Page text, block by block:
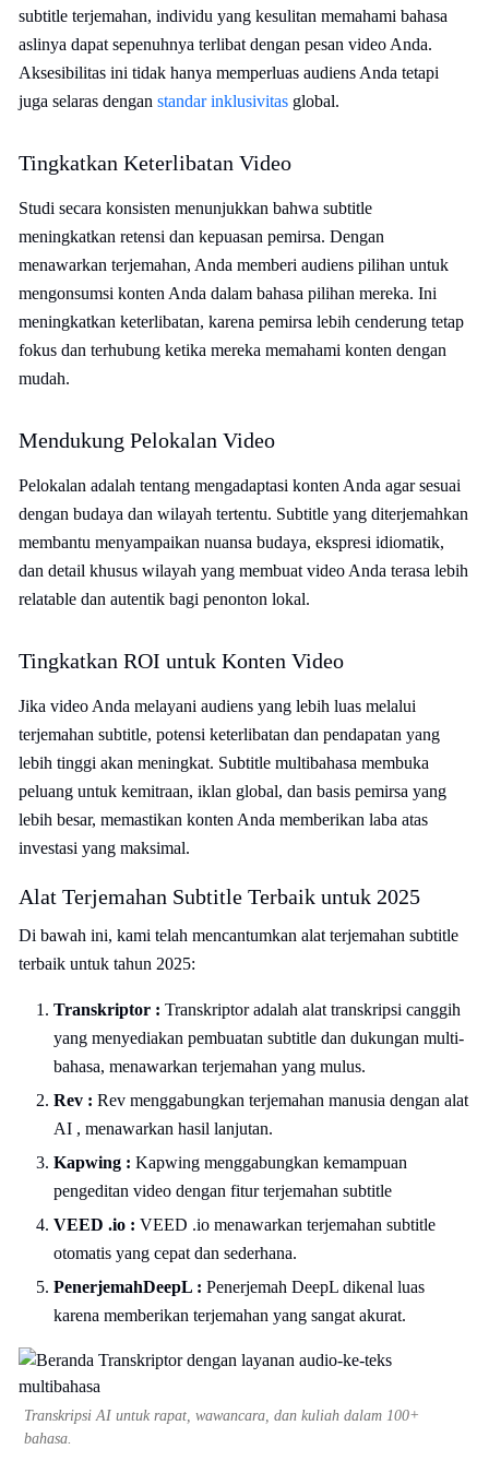
subtitle terjemahan, individu yang kesulitan memahami bahasa
aslinya dapat sepenuhnya terlibat dengan pesan video Anda.
Aksesibilitas ini tidak hanya memperluas audiens Anda tetapi
juga selaras dengan standar inklusivitas global.
Tingkatkan Keterlibatan Video
Studi secara konsisten menunjukkan bahwa subtitle
meningkatkan retensi dan kepuasan pemirsa. Dengan
menawarkan terjemahan, Anda memberi audiens pilihan untuk
mengonsumsi konten Anda dalam bahasa pilihan mereka. Ini
meningkatkan keterlibatan, karena pemirsa lebih cenderung tetap
fokus dan terhubung ketika mereka memahami konten dengan
mudah.
Mendukung Pelokalan Video
Pelokalan adalah tentang mengadaptasi konten Anda agar sesuai
dengan budaya dan wilayah tertentu. Subtitle yang diterjemahkan
membantu menyampaikan nuansa budaya, ekspresi idiomatik,
dan detail khusus wilayah yang membuat video Anda terasa lebih
relatable dan autentik bagi penonton lokal.
Tingkatkan ROI untuk Konten Video
Jika video Anda melayani audiens yang lebih luas melalui
terjemahan subtitle, potensi keterlibatan dan pendapatan yang
lebih tinggi akan meningkat. Subtitle multibahasa membuka
peluang untuk kemitraan, iklan global, dan basis pemirsa yang
lebih besar, memastikan konten Anda memberikan laba atas
investasi yang maksimal.
Alat Terjemahan Subtitle Terbaik untuk 2025
Di bawah ini, kami telah mencantumkan alat terjemahan subtitle
terbaik untuk tahun 2025:
Transkriptor : Transkriptor adalah alat transkripsi canggih
yang menyediakan pembuatan subtitle dan dukungan multi-
bahasa, menawarkan terjemahan yang mulus.
Rev : Rev menggabungkan terjemahan manusia dengan alat
AI , menawarkan hasil lanjutan.
Kapwing : Kapwing menggabungkan kemampuan
pengeditan video dengan fitur terjemahan subtitle
VEED .io : VEED .io menawarkan terjemahan subtitle
otomatis yang cepat dan sederhana.
PenerjemahDeepL : Penerjemah DeepL dikenal luas
karena memberikan terjemahan yang sangat akurat.
Transkripsi AI untuk rapat, wawancara, dan kuliah dalam 100+
bahasa.